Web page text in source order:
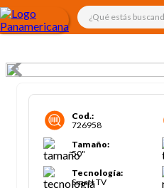
¿Qué estás
Cod.:
726958
Tamaño:
50"
Tecnología:
Smart TV